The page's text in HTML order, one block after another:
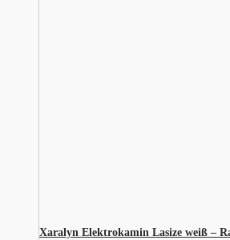
Xaralyn Elektrokamin Lasize weiß –